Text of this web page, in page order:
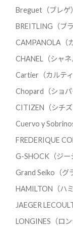
Breguet（ブレゲ）
BREITLING（ブ
CAMPANOLA（
CHANEL（シャネ
Cartier（カルティ
Chopard（ショパ
CITIZEN（シチズ
Cuervo y
FREDERIQUE
G-SHOCK（ジー
Grand Seiko（グ
HAMILTON（ハミ
JAEGER
LONGINES（ロン